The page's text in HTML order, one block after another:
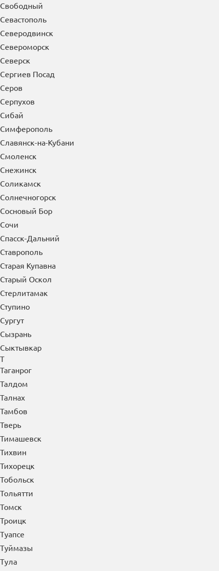
Свободный
Севастополь
Северодвинск
Североморск
Северск
Сергиев Посад
Серов
Серпухов
Сибай
Симферополь
Славянск-на-Кубани
Смоленск
Снежинск
Соликамск
Солнечногорск
Сосновый Бор
Сочи
Спасск-Дальний
Ставрополь
Старая Купавна
Старый Оскол
Стерлитамак
Ступино
Сургут
Сызрань
Сыктывкар
Т
Таганрог
Талдом
Талнах
Тамбов
Тверь
Тимашевск
Тихвин
Тихорецк
Тобольск
Тольятти
Томск
Троицк
Туапсе
Туймазы
Тула